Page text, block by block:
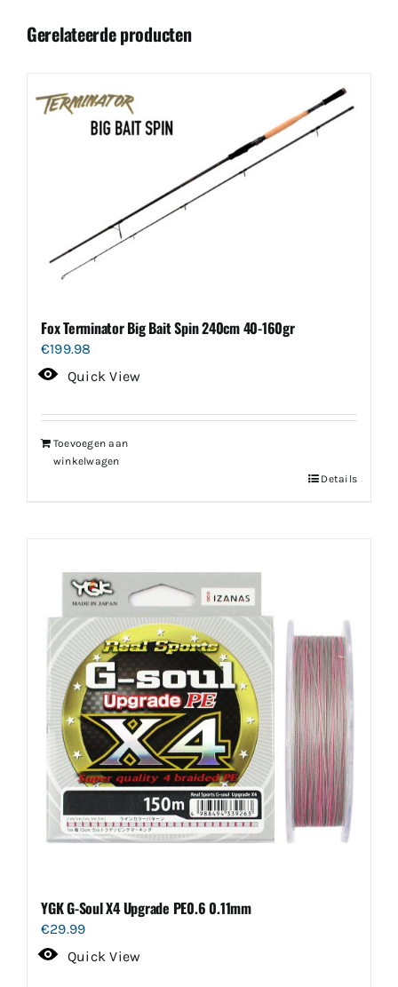
Gerelateerde producten
Fox Terminator Big Bait Spin 240cm 40-160gr
€199.98
Quick View
Toevoegen aan
winkelwagen
Details
YGK G-Soul X4 Upgrade PE0.6 0.11mm
€29.99
Quick View